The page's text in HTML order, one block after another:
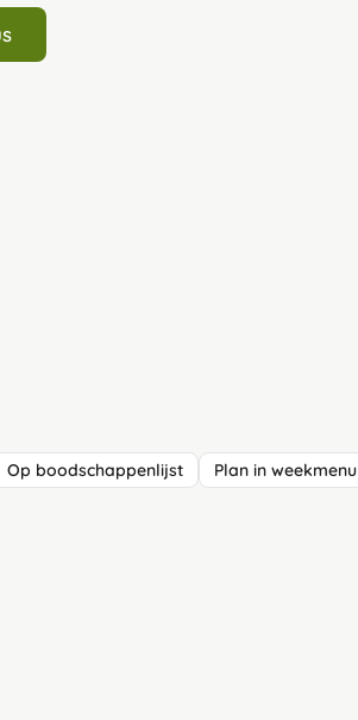
Op boodschappenlijst Plan in weekmenu